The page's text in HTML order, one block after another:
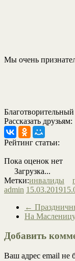
Мы очень
Рассказать друзьям:
Рейтинг статьи:
Пока оценок нет
Загрузка...
Метки:инвалиды
admin 15.03.2019
←
На
Добавить
Ваш адрес email не